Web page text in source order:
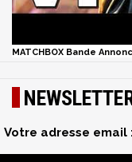
MATCHBOX Bande
Votre adresse email :